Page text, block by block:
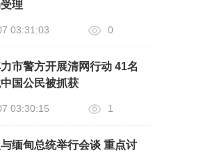
理
03:31:03 0
市警方开展清网行动 41名
国公民被抓获
03:30:15 1
缅甸总统举行会谈 重点讨